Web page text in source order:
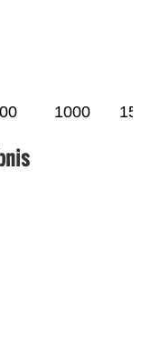
1000